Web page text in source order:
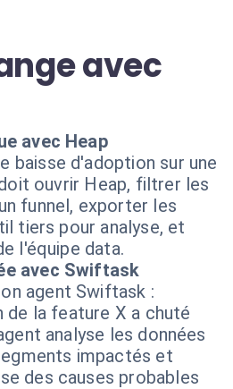
avec
avec Heap
baisse d'adoption sur une
ouvrir Heap, filtrer les
funnel, exporter les
tiers pour analyse, et
l'équipe data.
avec Swiftask
agent Swiftask :
la feature X a chuté
analyse les données
impactés et
des causes probables